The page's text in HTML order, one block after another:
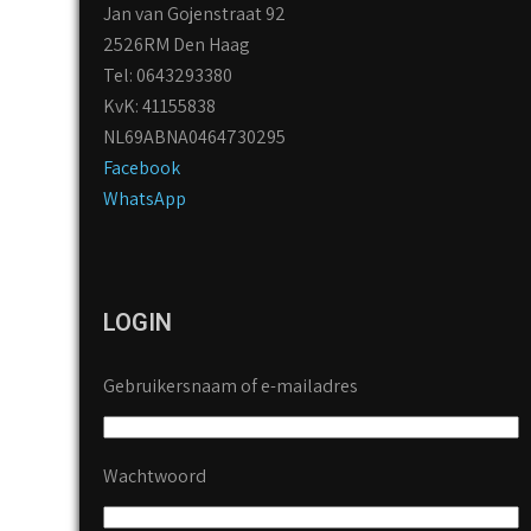
Jan van Gojenstraat 92
2526RM Den Haag
Tel: 0643293380
KvK: 41155838
NL69ABNA0464730295
Facebook
WhatsApp
LOGIN
Gebruikersnaam of e-mailadres
Wachtwoord